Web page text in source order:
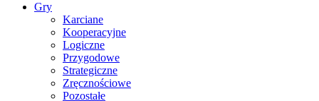
Gry
Karciane
Kooperacyjne
Logiczne
Przygodowe
Strategiczne
Zręcznościowe
Pozostałe